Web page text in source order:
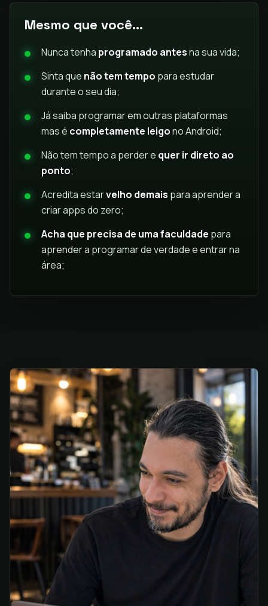
Mesmo que você...
Nunca tenha programado antesna sua vida;
Sinta que não tem tempo para estudar
durante o seu dia;
Já saiba programar em outras plataformas
mas é completamente leigono Android;
Não tem tempo a perder e quer ir direto ao
ponto;
Acredita estarvelho demais para aprender a
criar apps do zero;
Acha que precisa de uma faculdade para
aprender a programar de verdade e entrar na
área;